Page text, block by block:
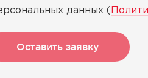
данных (
Оставить заявку